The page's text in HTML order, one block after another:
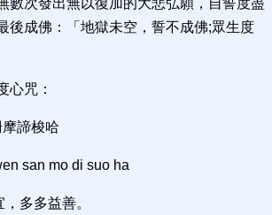
數次發出無以復加的大悲弘願，自誓度盡
後成佛：「地獄未空，誓不成佛;眾生度
心咒：
諦梭哈
san mo di suo ha
多多益善。